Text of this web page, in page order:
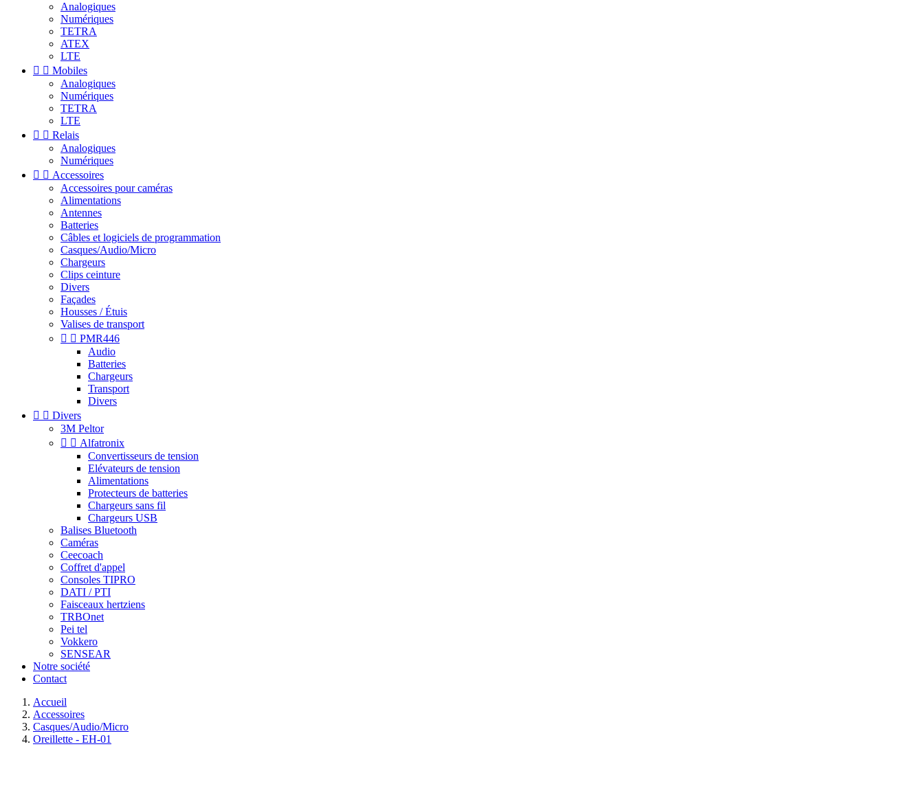
Analogiques
Numériques
TETRA
ATEX
LTE
  Mobiles
Analogiques
Numériques
TETRA
LTE
  Relais
Analogiques
Numériques
  Accessoires
Accessoires pour caméras
Alimentations
Antennes
Batteries
Câbles et logiciels de programmation
Casques/Audio/Micro
Chargeurs
Clips ceinture
Divers
Façades
Housses / Étuis
Valises de transport
  PMR446
Audio
Batteries
Chargeurs
Transport
Divers
  Divers
3M Peltor
  Alfatronix
Convertisseurs de tension
Elévateurs de tension
Alimentations
Protecteurs de batteries
Chargeurs sans fil
Chargeurs USB
Balises Bluetooth
Caméras
Ceecoach
Coffret d'appel
Consoles TIPRO
DATI / PTI
Faisceaux hertziens
TRBOnet
Pei tel
Vokkero
SENSEAR
Notre société
Contact
Accueil
Accessoires
Casques/Audio/Micro
Oreillette - EH-01